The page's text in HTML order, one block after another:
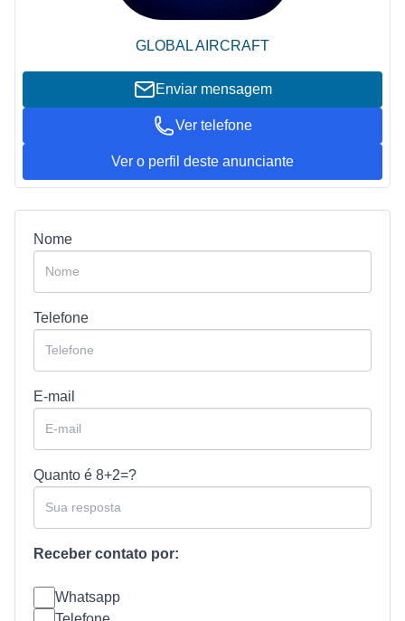
GLOBAL AIRCRAFT
Enviar mensagem
Ver telefone
Ver o perfil deste anunciante
Nome
Telefone
E-mail
Quanto é 8+2=?
Receber contato por:
Whatsapp